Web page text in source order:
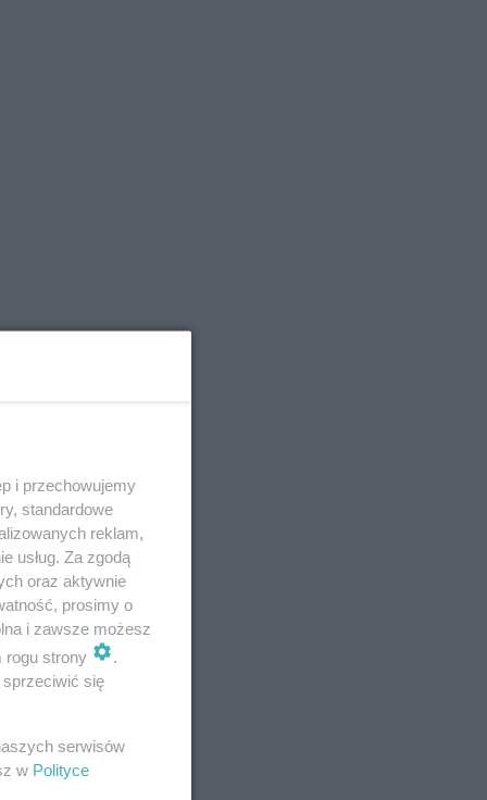
i przechowujemy
standardowe
reklam,
usług. Za zgodą
oraz aktywnie
prosimy o
i zawsze możesz
rogu strony
.
się
serwisów
w Polityce